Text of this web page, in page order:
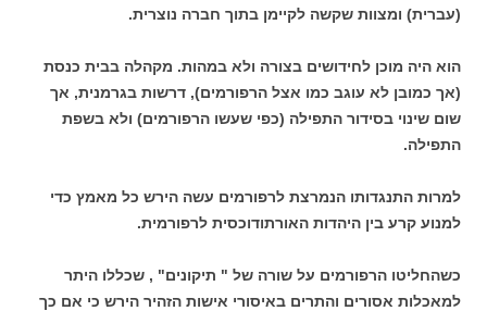
(עברית) ומצוות שקשה לקיימן בתוך חברה נוצרית.
הוא היה מוכן לחידושים בצורה ולא במהות. מקהלה בבית כנסת
(אך כמובן לא עוגב כמו אצל הרפורמים), דרשות בגרמנית, אך
שום שינוי בסידור התפילה (כפי שעשו הרפורמים) ולא בשפת
התפילה.
למרות התנגדותו הנמרצת לרפורמים עשה הירש כל מאמץ כדי
למנוע קרע בין היהדות האורתודוכסית לרפורמית.
כשהחליטו הרפורמים על שורה של " תיקונים" , שכללו היתר
למאכלות אסורים והתרים באיסורי אישות הזהיר הירש כי אם כך